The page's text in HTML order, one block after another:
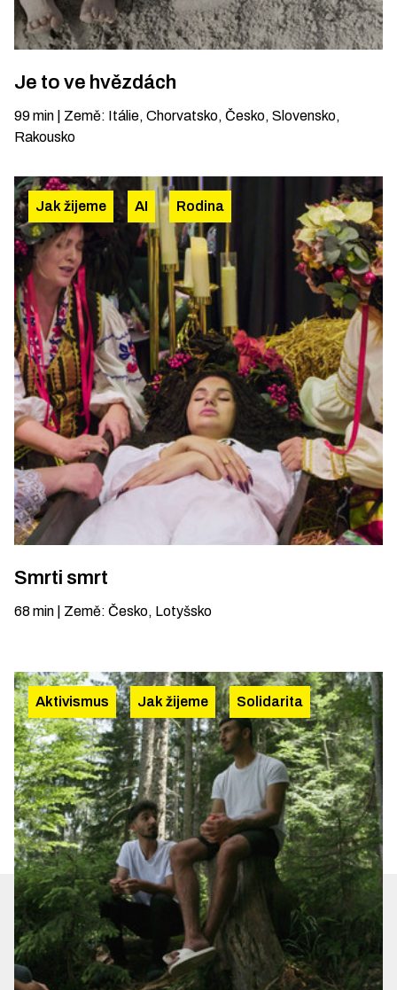
Je to ve hvězdách
99min Země: Itálie, Chorvatsko, Česko, Slovensko,
Rakousko
Jak žijeme AI Rodina
Smrti smrt
68min Země: Česko, Lotyšsko
Aktivismus Jak žijeme Solidarita